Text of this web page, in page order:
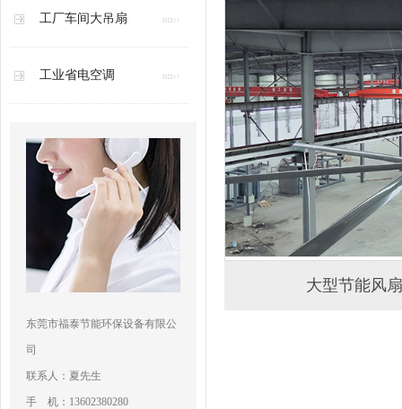
工厂车间大吊扇
工业省电空调
东莞市福泰节能环保设备有限公
司
联系人：夏先生
手 机：13602380280
大型节能风扇